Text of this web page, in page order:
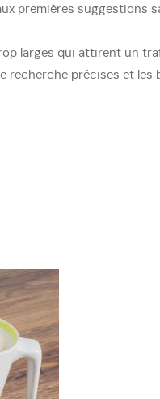
premières suggestions
larges qui attirent un
recherche précises et les